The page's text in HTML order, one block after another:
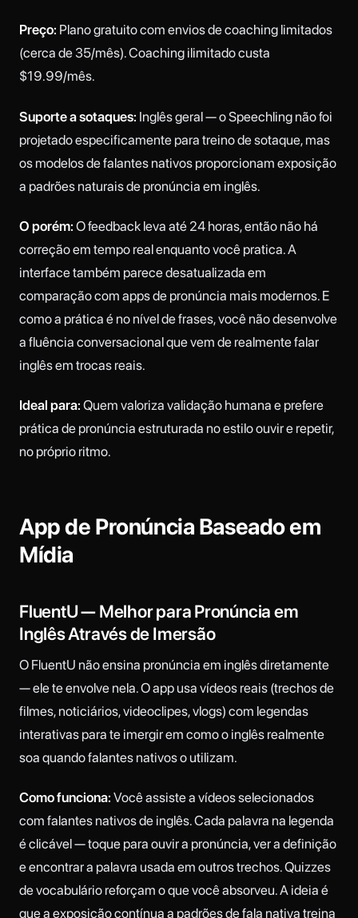
Preço: Plano gratuito com envios de coaching limitados
(cerca de 35/mês). Coaching ilimitado custa
$19.99/mês.
Suporte a sotaques: Inglês geral — o Speechling não foi
projetado especificamente para treino de sotaque, mas
os modelos de falantes nativos proporcionam exposição
a padrões naturais de pronúncia em inglês.
O porém: O feedback leva até 24 horas, então não há
correção em tempo real enquanto você pratica. A
interface também parece desatualizada em
comparação com apps de pronúncia mais modernos. E
como a prática é no nível de frases, você não desenvolve
a fluência conversacional que vem de realmente falar
inglês em trocas reais.
Ideal para: Quem valoriza validação humana e prefere
prática de pronúncia estruturada no estilo ouvir e repetir,
no próprio ritmo.
App de Pronúncia Baseado em
Mídia
FluentU — Melhor para Pronúncia em
Inglês Através de Imersão
O FluentU não ensina pronúncia em inglês diretamente
— ele te envolve nela. O app usa vídeos reais (trechos de
filmes, noticiários, videoclipes, vlogs) com legendas
interativas para te imergir em como o inglês realmente
soa quando falantes nativos o utilizam.
Como funciona: Você assiste a vídeos selecionados
com falantes nativos de inglês. Cada palavra na legenda
é clicável — toque para ouvir a pronúncia, ver a definição
e encontrar a palavra usada em outros trechos. Quizzes
de vocabulário reforçam o que você absorveu. A ideia é
que a exposição contínua a padrões de fala nativa treina